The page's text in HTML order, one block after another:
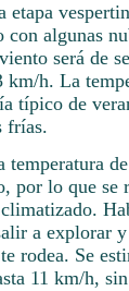
etapa
con algunas
será de
km/h. La
típico de
frías.
temperatura
por lo que se
a explorar
rodea. Se
11 km/h,